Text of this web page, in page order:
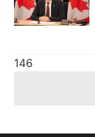
146